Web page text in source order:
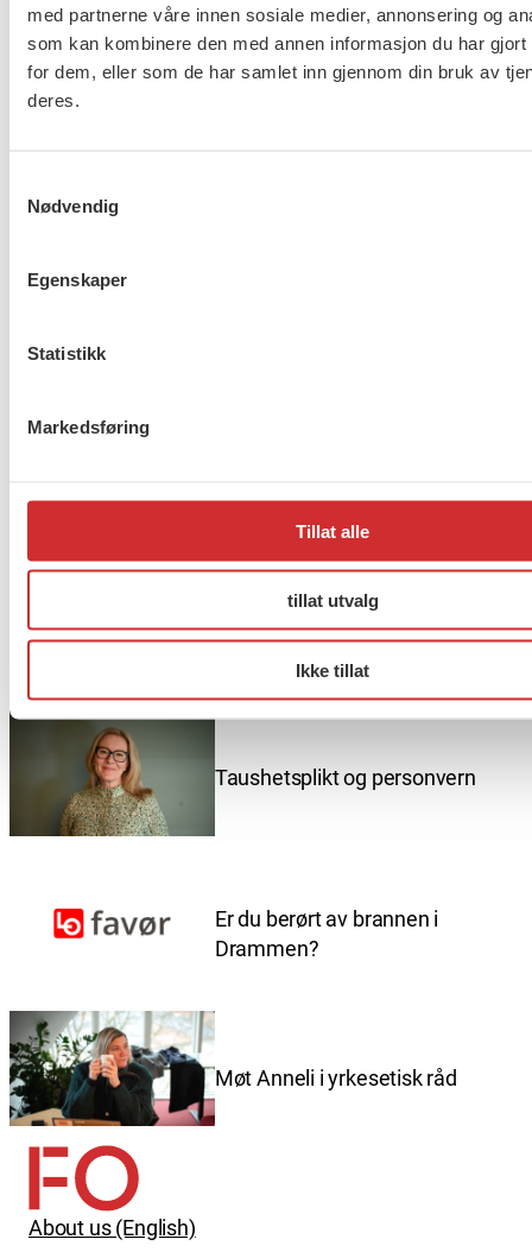
med partnerne våre innen sosiale medier, annonsering og
som kan kombinere den med annen informasjon du har gjort
for dem, eller som de har samlet inn gjennom din bruk av
deres.
Nødvendig
Egenskaper
Statistikk
Markedsføring
Tillat alle
tillat utvalg
Ikke tillat
Lovisenberg diakonale sykehus. Her har FO om
lag 2.400 medlemmer spredt over hele landet.
Dessuten har FO nesten 200 medlemmer i Spekter
Spekter del A2 – område 13
Sjekk ut FO på Instagram: fofellesorg
Flere saker Se alle
Taushetsplikt og personvern
Er du berørt av brannen i
Drammen?
Møt Anneli i yrkesetisk råd
About us (English)